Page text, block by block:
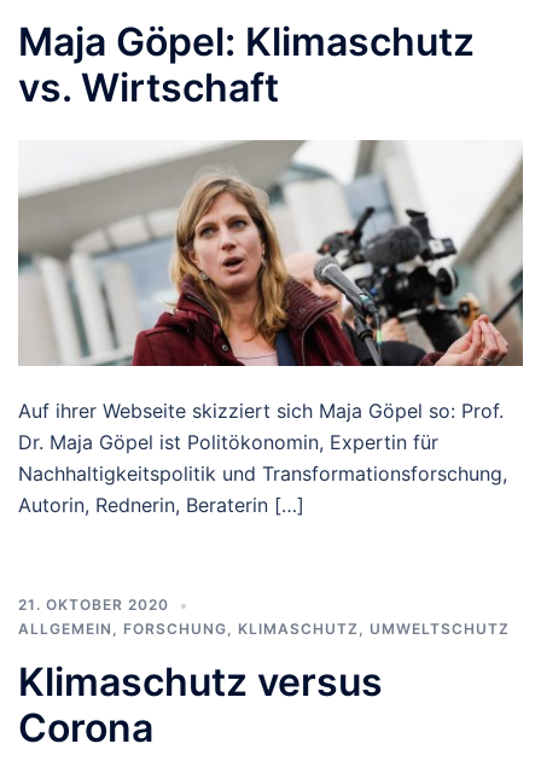
Maja Göpel: Klimaschutz
vs. Wirtschaft
Auf ihrer Webseite skizziert sich Maja Göpel so: Prof.
Dr. Maja Göpel ist Politökonomin, Expertin für
Nachhaltigkeitspolitik und Transformationsforschung,
Autorin, Rednerin, Beraterin […]
21. OKTOBER 2020
ALLGEMEIN , FORSCHUNG, KLIMASCHUTZ , UMWELTSCHUTZ
Klimaschutz versus
Corona